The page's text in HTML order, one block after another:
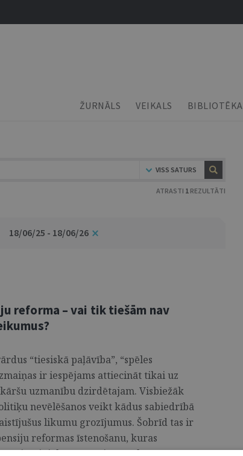
ŽURNĀLS VEIKALS BIBLIOTĒKA
VISS SATURS
ATRASTI 1 REZULTĀTI
18/06/25 - 18/06/26
reforma – vai tik tiešām nav
“tiesiskā paļāvība”, “spēles
ir iespējams attiecināt tikai uz
uzmanību dzirdētajam. Visbiežāk
nevēlēšanos veikt kādus sabiedrībā
likumu grozījumus. Šobrīd tas ir
reformas īstenošanu, kuras